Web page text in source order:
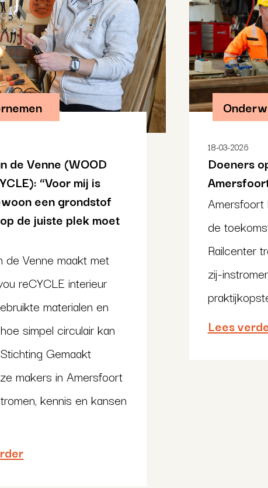
de Venne (WOOD
“Voor mij is
een grondstof
de juiste plek moet
de Venne maakt met
reCYCLE interieur
materialen en
simpel circulair kan
Gemaakt
makers in Amersfoort
kennis en kansen
18-03-2026
Doeners
de
Railcenter
zij-
Lees